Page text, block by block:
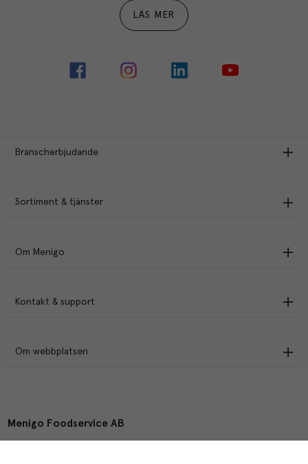
LÄS MER
Branscherbjudande
Sortiment & tjänster
Om Menigo
Kontakt & support
Om webbplatsen
Menigo Foodservice AB